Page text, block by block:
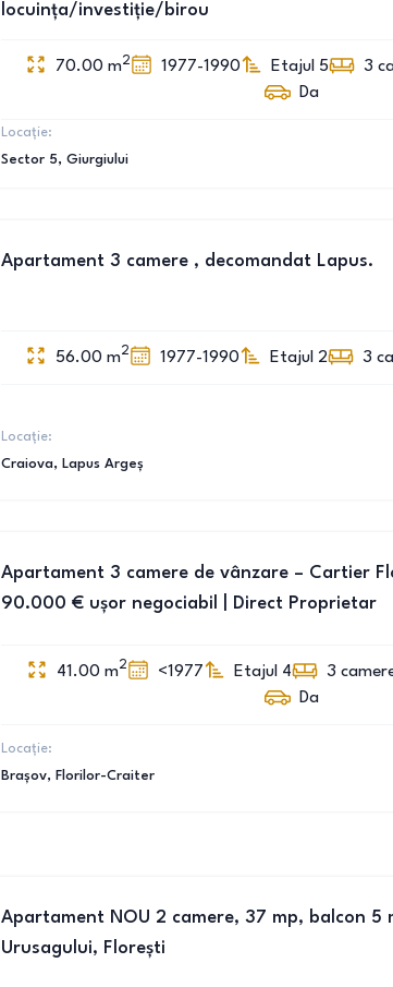
locuința/investiție/birou
70.00 m2 1977-1990 Etajul 5 3
Da
Locație:
Sector 5, Giurgiului
Apartament 3 camere , decomandat Lapus.
56.00 m2 1977-1990 Etajul 2 3
Locație:
Craiova, Lapus Argeș
Apartament 3 camere de vânzare – Cartier
90.000 € ușor negociabil | Direct Proprietar
41.00 m2 <1977 Etajul 4 3
Da
Locație:
Brașov, Florilor-Craiter
Apartament NOU 2 camere, 37 mp, balcon 5
Urusagului, Florești